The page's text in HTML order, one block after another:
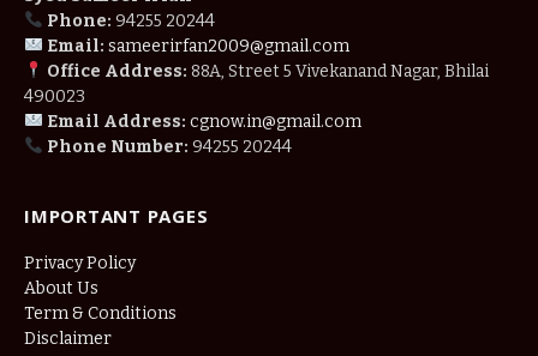
Phone: 94255 20244
Email: sameerirfan2009@gmail.com
Office Address: 88A, Street 5 Vivekanand Nagar, Bhilai
490023
Email Address: cgnow.in@gmail.com
Phone Number: 94255 20244
IMPORTANT PAGES
Privacy Policy
About Us
Term & Conditions
Disclaimer